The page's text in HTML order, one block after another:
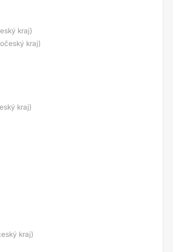
kraj)
kraj)
kraj)
kraj)